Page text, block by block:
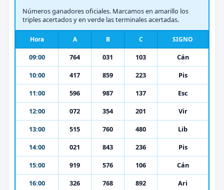
Números ganadores oficiales. Marcamos en amarillo los
triples acertados y en verde las terminales acertadas.
Hora A B C SIGNO
09:00 764 031 103
Cán
10:00
417 859 223
Pis
11:00
596 987 137
Esc
12:00
072 354 201
Vir
13:00
515 760 480
Lib
14:00
021 843 236
Pis
15:00
919 576 106
Cán
16:00
326 768 892
Ari